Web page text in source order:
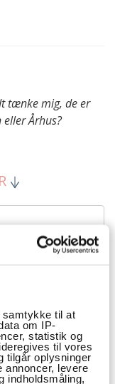
til at
om IP-
statistik og
til vores
tilgår oplysninger
annoncer, levere
indholdsmåling,
tænke mig, de er
Århus?